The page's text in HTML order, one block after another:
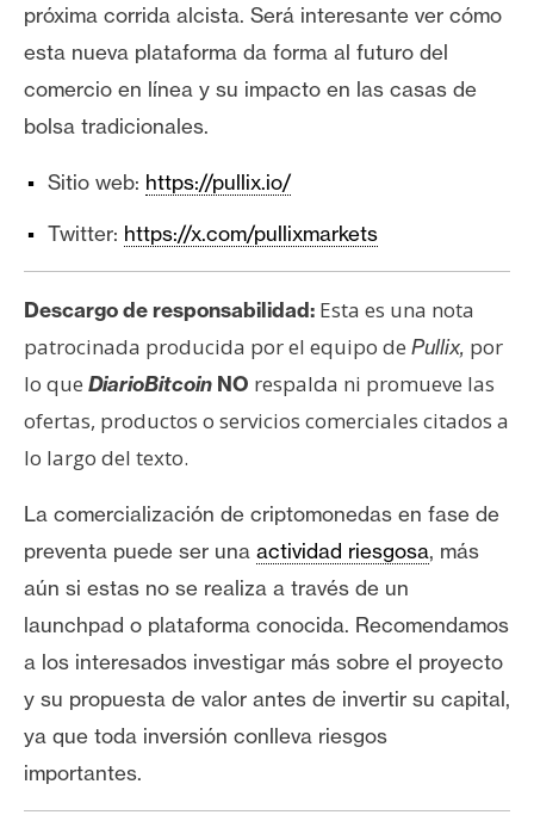
próxima corrida alcista. Será interesante ver cómo
esta nueva plataforma da forma al futuro del
comercio en línea y su impacto en las casas de
bolsa tradicionales.
Sitio web: https://pullix.io/
Twitter: https://x.com/pullixmarkets
Descargo de responsabilidad: Esta es una nota
patrocinada producida por el equipo de Pullix, por
lo que DiarioBitcoin NO respalda ni promueve las
ofertas, productos o servicios comerciales citados a
lo largo del texto.
La comercialización de criptomonedas en fase de
preventa puede ser una actividad riesgosa, más
aún si estas no se realiza a través de un
launchpad o plataforma conocida. Recomendamos
a los interesados investigar más sobre el proyecto
y su propuesta de valor antes de invertir su capital,
ya que toda inversión conlleva riesgos
importantes.